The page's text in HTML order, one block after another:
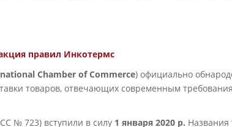
правил Инкотермс
Chamber of Commerce) официально
товаров, отвечающих современным
№ 723) вступили в силу 1 января 2020 р. Названия